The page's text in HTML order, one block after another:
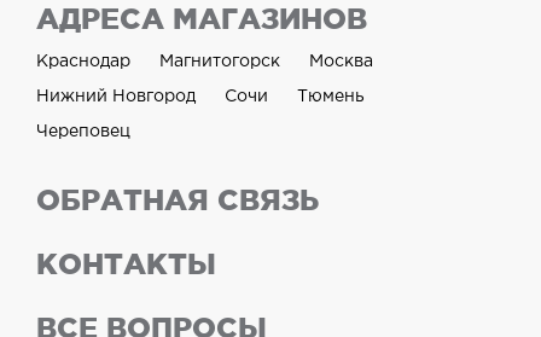
АДРЕСА МАГАЗИНОВ
Краснодар Магнитогорск Москва
Нижний Новгород Сочи Тюмень
Череповец
ОБРАТНАЯ СВЯЗЬ
КОНТАКТЫ
ВСЕ ВОПРОСЫ